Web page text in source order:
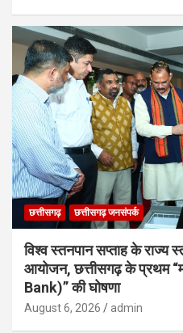
छत्तीसगढ़ छत्तीसगढ़ जनसंपर्क
विश्व स्तनपान सप्ताह के राज्य
आयोजन, छत्तीसगढ़ के प्रथम
Bank)” की घोषणा
August 6, 2026 admin